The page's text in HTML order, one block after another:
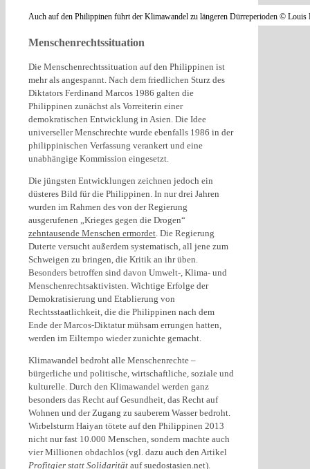
Auch auf den Philippinen führt der Klimawandel zu längeren Dürreperioden ©
Menschenrechtssituation
Die Menschenrechtssituation auf den Philippinen ist
mehr als angespannt. Nach dem friedlichen Sturz des
Diktators Ferdinand Marcos 1986 galten die
Philippinen zunächst als Vorreiterin einer
demokratischen Entwicklung in Asien. Die Idee
universeller Menschrechte wurde ebenfalls 1986 in der
philippinischen Verfassung verankert und eine
unabhängige Kommission eingesetzt.
Die jüngsten Entwicklungen zeichnen jedoch ein
düsteres Bild für die Philippinen. In nur drei Jahren
wurden im Rahmen des von der Regierung
ausgerufenen „Krieges gegen die Drogen“
zehntausende Menschen ermordet. Die Regierung
Duterte versucht außerdem systematisch, all jene zum
Schweigen zu bringen, die Kritik an ihr üben.
Besonders betroffen sind davon Umwelt-, Klima- und
Menschenrechtsaktivisten. Wichtige Erfolge der
Demokratisierung und Etablierung von
Rechtsstaatlichkeit, die die Philippinen nach dem
Ende der Marcos-Diktatur mühsam errungen hatten,
werden im Eiltempo wieder zunichte gemacht.
Klimawandel bedroht alle Menschenrechte –
bürgerliche und politische, wirtschaftliche, soziale und
kulturelle. Durch den Klimawandel werden ganz
besonders das Recht auf Gesundheit, das Recht auf
Wohnen und der Zugang zu sauberem Wasser bedroht.
Wirbelsturm Haiyan tötete auf den Philippinen 2013
nicht nur fast 10.000 Menschen, sondern machte auch
vier Millionen obdachlos (vgl. dazu auch den Artikel
Profitgier statt Solidarität aufsuedostasien.net).